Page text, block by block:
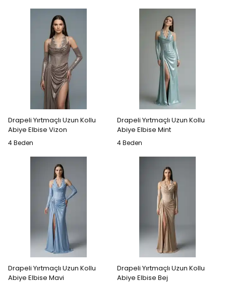
Drapeli Yırtmaçlı Uzun Kollu
Abiye Elbise Vizon
4 Beden
Drapeli Yırtmaçlı Uzun Kollu
Abiye Elbise Mint
4 Beden
Drapeli Yırtmaçlı Uzun Kollu
Abiye Elbise Mavi
Drapeli Yırtmaçlı Uzun Kollu
Abiye Elbise Bej